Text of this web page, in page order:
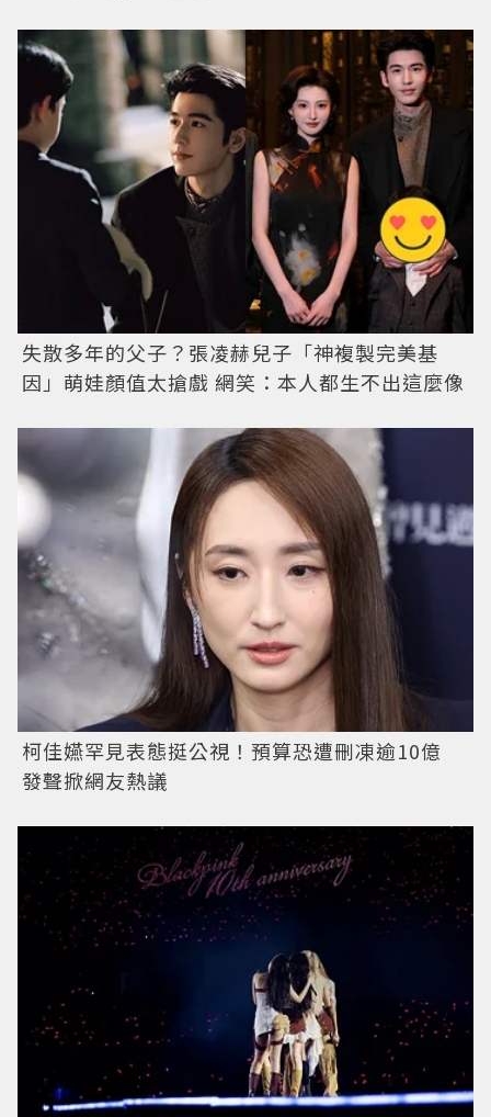
失散多年的父子？張凌赫兒子「神複製完美基
因」萌娃顏值太搶戲 網笑：本人都生不出這麼像
柯佳嬿罕見表態挺公視！預算恐遭刪凍逾10億
發聲掀網友熱議